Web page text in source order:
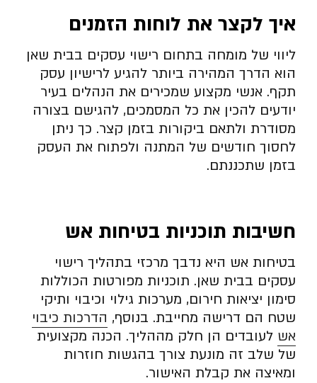
איך לקצר את לוחות הזמנים
ליווי של מומחה בתחום רישוי עסקים בבית שאן
הוא הדרך המהירה ביותר להגיע לרישיון עסק
תקף. אנשי מקצוע שמכירים את הנהלים בעיר
יודעים להכין את כל המסמכים, להגישם בצורה
מסודרת ולתאם ביקורות בזמן קצר. כך ניתן
לחסוך חודשים של המתנה ולפתוח את העסק
בזמן שתכננתם.
חשיבות תוכניות בטיחות אש
בטיחות אש היא נדבך מרכזי בתהליך רישוי
עסקים בבית שאן. תוכניות מפורטות הכוללות
סימון יציאות חירום, מערכות גילוי וכיבוי ותיקי
שטח הם דרישה מחייבת. בנוסף, הדרכות כיבוי
אש לעובדים הן חלק מההליך. הכנה מקצועית
של שלב זה מונעת צורך בהגשות חוזרות
ומאיצה את קבלת האישור.